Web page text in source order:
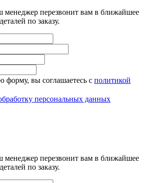
менеджер перезвонит вам в ближайшее
по заказу.
форму, вы соглашаетесь с политикой
персональных данных
менеджер перезвонит вам в ближайшее
по заказу.